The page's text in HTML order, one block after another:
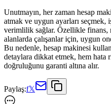
Unutmayın, her zaman hesap
atmak ve uygun ayarları seçmek,
verimlilik sağlar. Özellikle finans,
alanlarda çalışanlar için, uygun
Bu nedenle, hesap makinesi
detaylara dikkat etmek, hem hata
doğruluğunu garanti altına alır.
Paylaş:f𝕏